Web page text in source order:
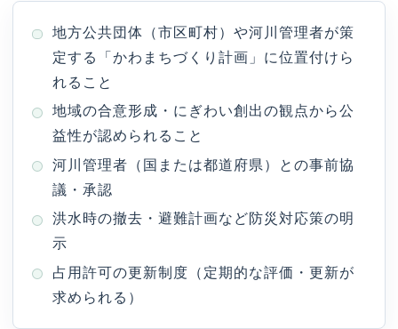
地方公共団体（市区町村）や河川管理者が策
定する「かわまちづくり計画」に位置付けら
れること
地域の合意形成・にぎわい創出の観点から公
益性が認められること
河川管理者（国または都道府県）との事前協
議・承認
洪水時の撤去・避難計画など防災対応策の明
示
占用許可の更新制度（定期的な評価・更新が
求められる）